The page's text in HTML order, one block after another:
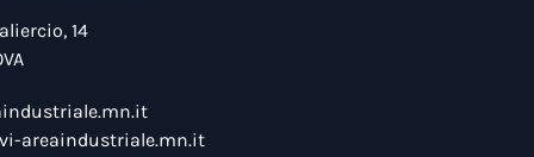
14
areaindustriale.mn.it